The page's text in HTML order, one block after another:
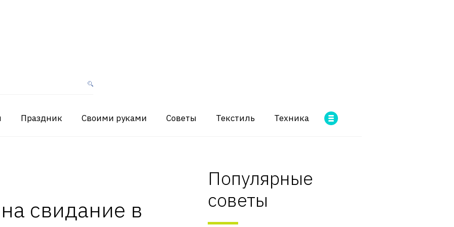
Праздник Своими руками Советы Текстиль Техника
свидание в
Популярные
советы